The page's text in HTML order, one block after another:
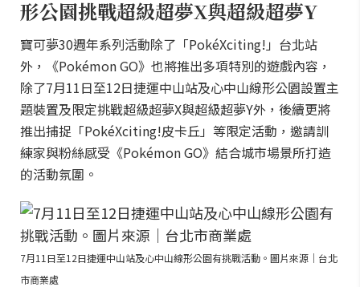
形公園挑戰超級超夢X與超級超夢Y
寶可夢30週年系列活動除了「PokéXciting!」台北站
外，《Pokémon GO》也將推出多項特別的遊戲內容，
除了7月11日至12日捷運中山站及心中山線形公園設置主
題裝置及限定挑戰超級超夢X與超級超夢Y外，後續更將
推出捕捉「PokéXciting!皮卡丘」等限定活動，邀請訓
練家與粉絲感受《Pokémon GO》結合城市場景所打造
的活動氛圍。
7月11日至12日捷運中山站及心中山線形公園有挑戰活動。圖片來源｜台北
市商業處